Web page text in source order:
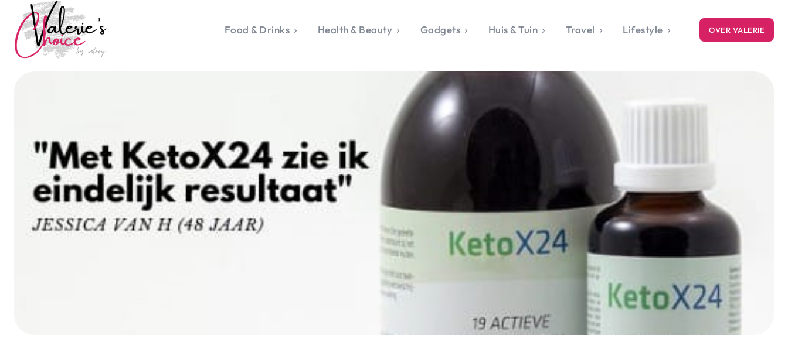
Duurzaamheid
Gadgets & Tech
Top 5 van Valerie
Health & Beauty
Huis & Tuin
Nieuws & Media
Food & Drinks
Huis & Tuin
Lifestyle
Food & Drinks Health & Beauty Gadgets Huis & Tuin Travel Lifestyle OVER VALERIE